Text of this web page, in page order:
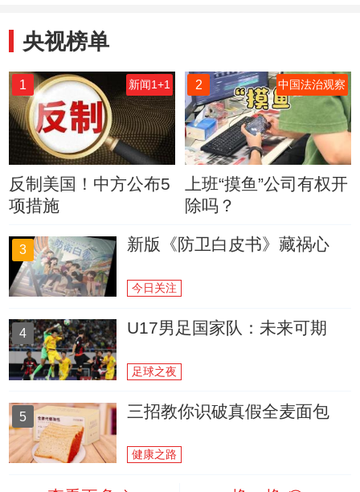
央视榜单
1 新闻1+1
反制美国！中方公布5
项措施
2 中国法治观察
上班“摸鱼”公司有权开
除吗？
3 新版《防卫白皮书》藏祸心
今日关注
4 U17男足国家队：未来可期
足球之夜
5 三招教你识破真假全麦面包
健康之路